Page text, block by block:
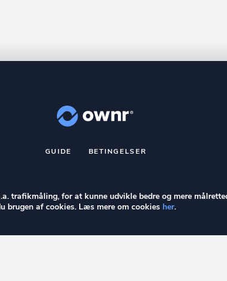
GUIDE BETINGELSER
Stationsparken 26. 2., 2600 Glostrup, info@ownr.dk
trafikmåling, for at kunne udvikle bedre og mere
brugen af cookies. Læs mere om cookies her.